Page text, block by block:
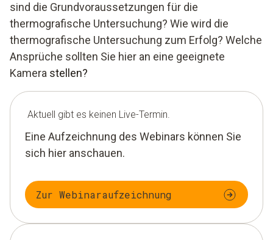
sind die Grundvoraussetzungen für die
thermografische Untersuchung? Wie wird die
thermografische Untersuchung zum Erfolg? Welche
Ansprüche sollten Sie hier an eine geeignete
Kamera stellen?
Aktuell gibt es keinen Live-Termin.
Eine Aufzeichnung des Webinars können Sie
sich hier anschauen.
Zur Webinaraufzeichnung